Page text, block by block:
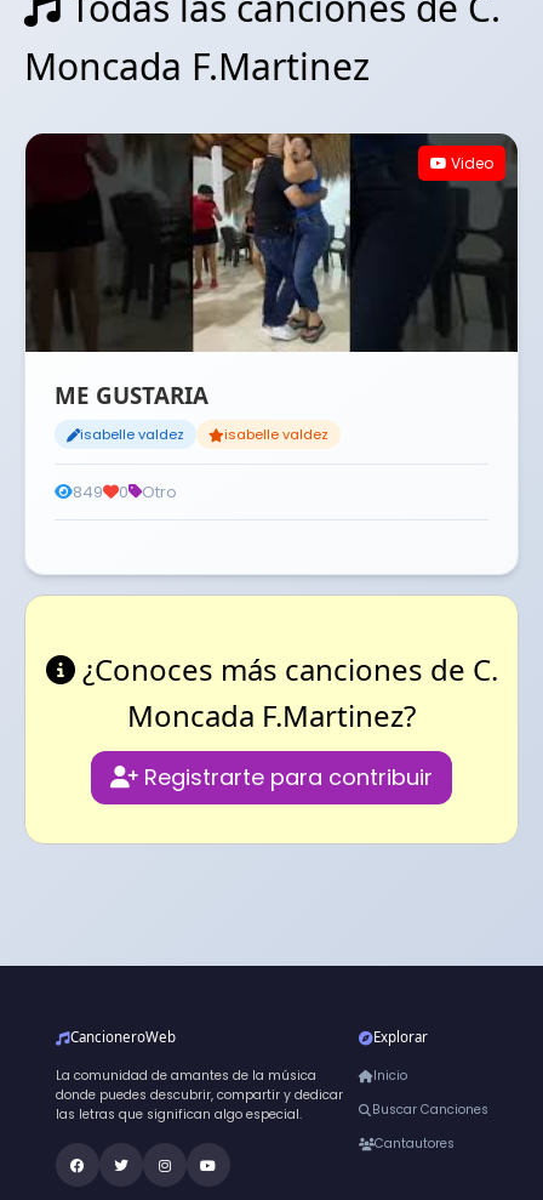
Moncada F.Martinez
Video
ME GUSTARIA
isabelle valdez isabelle valdez
849 0 Otro
¿Conoces más canciones de C.
Moncada F.Martinez?
Registrarte para contribuir
CancioneroWeb
La comunidad de amantes de la música
donde puedes descubrir, compartir y dedicar
las letras que significan algo especial.
Explorar
Inicio
Buscar Canciones
Cantautores